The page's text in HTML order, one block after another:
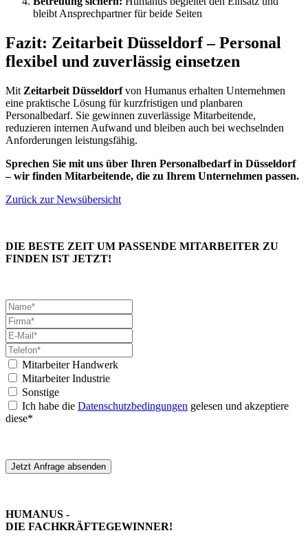
bleibt Ansprechpartner für beide Seiten
Fazit: Zeitarbeit Düsseldorf – Personal
flexibel und zuverlässig einsetzen
Mit Zeitarbeit Düsseldorfvon Humanus erhalten Unternehmen
eine praktische Lösung für kurzfristigen und planbaren
Personalbedarf. Sie gewinnen zuverlässige Mitarbeitende,
reduzieren internen Aufwand und bleiben auch bei wechselnden
Anforderungen leistungsfähig.
Sprechen Sie mit uns über Ihren Personalbedarf in Düsseldorf
– wir finden Mitarbeitende, die zu Ihrem Unternehmen passen.
Zurück zur Newsübersicht
DIE BESTE ZEIT UM PASSENDE MITARBEITER ZU
FINDEN IST JETZT!
Mitarbeiter Handwerk
Mitarbeiter Industrie
Sonstige
Ich habe die Datenschutzbedingungen gelesen und akzeptiere
diese*
Jetzt Anfrage absenden
HUMANUS -
DIE FACHKRÄFTE­GEWINNER!